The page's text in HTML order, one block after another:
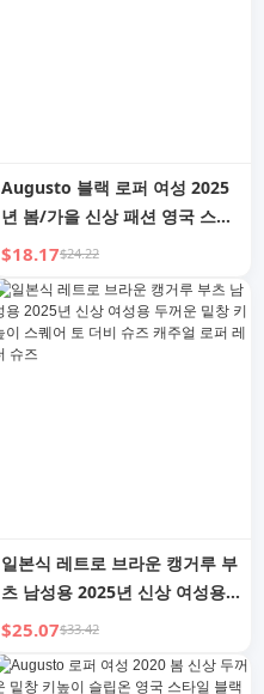
Augusto 블랙 로퍼 여성 2025
년 봄/가을 신상 패션 영국 스타
일 JK 유니폼 플랫폼 가죽 신발
$18.17$24.22
일본식 레트로 브라운 캥거루 부
츠 남성용 2025년 신상 여성용
두꺼운 밑창 키높이 스퀘어 토
더비 슈즈 캐주얼 로퍼 레더 슈
즈
$25.07$33.42